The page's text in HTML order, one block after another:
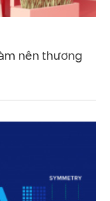
nên thương